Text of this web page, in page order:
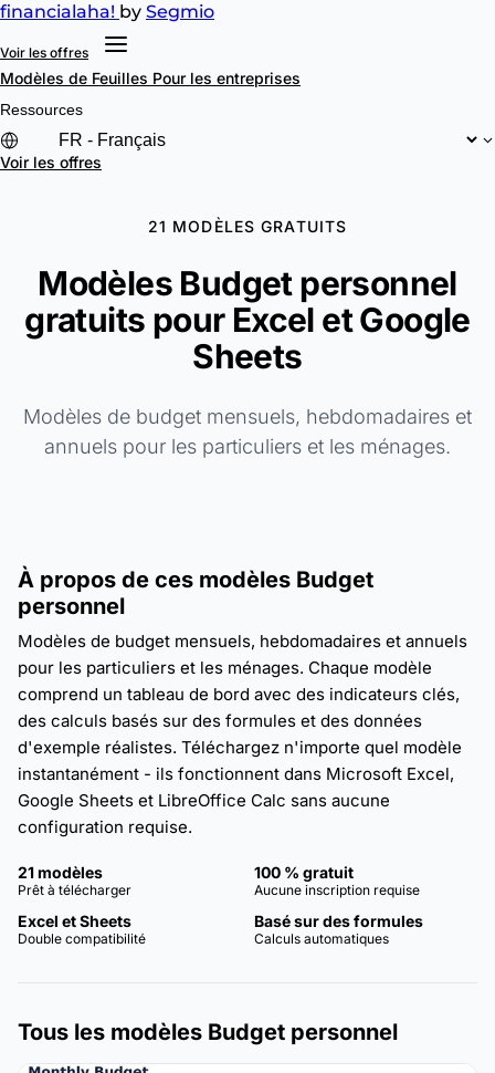
financialaha! by Segmio
Voir les offres
Modèles de Feuilles Pour les entreprises
Ressources
Voir les offres
21 MODÈLES GRATUITS
Modèles Budget personnel
gratuits pour Excel et Google
Sheets
Modèles de budget mensuels, hebdomadaires et
annuels pour les particuliers et les ménages.
À propos de ces modèles Budget
personnel
Modèles de budget mensuels, hebdomadaires et annuels
pour les particuliers et les ménages. Chaque modèle
comprend un tableau de bord avec des indicateurs clés,
des calculs basés sur des formules et des données
d'exemple réalistes. Téléchargez n'importe quel modèle
instantanément - ils fonctionnent dans Microsoft Excel,
Google Sheets et LibreOffice Calc sans aucune
configuration requise.
21 modèles
Prêt à télécharger
100 % gratuit
Aucune inscription requise
Excel et Sheets
Double compatibilité
Basé sur des formules
Calculs automatiques
Tous les modèles Budget personnel